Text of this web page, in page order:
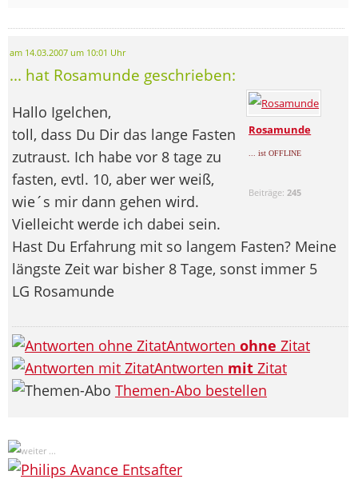
am 14.03.2007 um 10:01 Uhr
... hat Rosamunde geschrieben:
Rosamunde
... ist OFFLINE
Beiträge: 245
Hallo Igelchen,
toll, dass Du Dir das lange Fasten
zutraust. Ich habe vor 8 tage zu
fasten, evtl. 10, aber wer weiß,
wie´s mir dann gehen wird.
Vielleicht werde ich dabei sein.
Hast Du Erfahrung mit so langem Fasten? Meine
längste Zeit war bisher 8 Tage, sonst immer 5
LG Rosamunde
Antworten ohne Zitat
Antworten mit Zitat
Themen-Abo bestellen